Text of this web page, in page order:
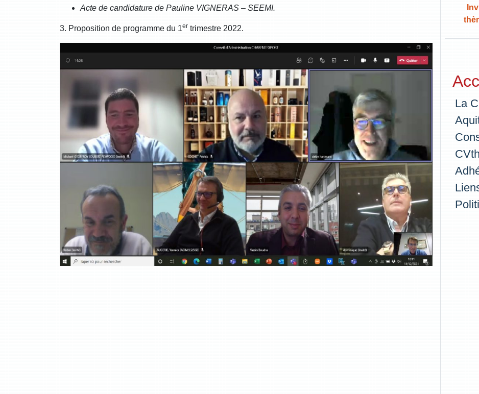
Acte de candidature de Pauline VIGNERAS – SEEMI.
3. Proposition de programme du 1er trimestre 2022.
La